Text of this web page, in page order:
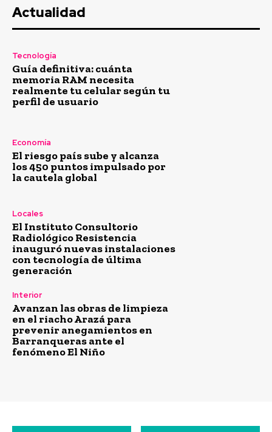
Actualidad
Tecnología
Guía definitiva: cuánta
memoria RAM necesita
realmente tu celular según tu
perfil de usuario
Economía
El riesgo país sube y alcanza
los 450 puntos impulsado por
la cautela global
Locales
El Instituto Consultorio
Radiológico Resistencia
inauguró nuevas instalaciones
con tecnología de última
generación
Interior
Avanzan las obras de limpieza
en el riacho Arazá para
prevenir anegamientos en
Barranqueras ante el
fenómeno El Niño